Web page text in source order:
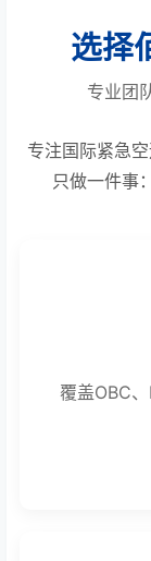
选择
专业团
专注国际紧急
只做一件事
覆盖OBC